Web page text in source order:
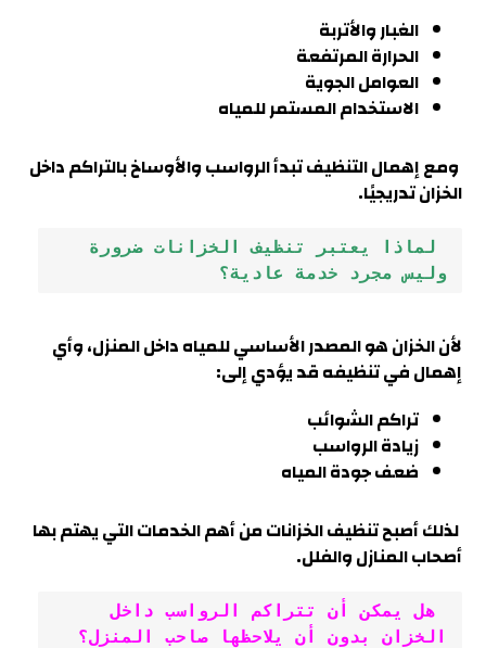
الغبار والأتربة
الحرارة المرتفعة
العوامل الجوية
الاستخدام المستمر للمياه
ومع إهمال التنظيف تبدأ الرواسب والأوساخ بالتراكم داخل
الخزان تدريجيًا.
وليس مجرد خدمة عادية؟
لأن الخزان هو المصدر الأساسي للمياه داخل المنزل، وأي
إهمال في تنظيفه قد يؤدي إلى:
تراكم الشوائب
زيادة الرواسب
ضعف جودة المياه
لذلك أصبح تنظيف الخزانات من أهم الخدمات التي يهتم بها
أصحاب المنازل والفلل.
هل يمكن أن تتراكم الرواسب داخل
الخزان بدون أن يلاحظها صاحب المنزل؟